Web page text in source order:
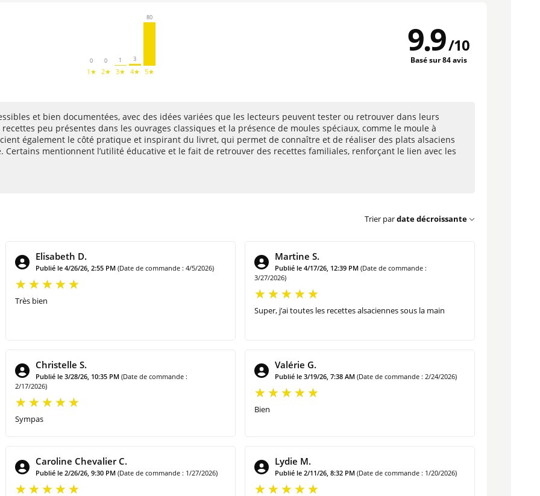
Ce livre de recettes alsaciennes est disponible
en Français,en Allemand –
Recipe Booklet: Traditional Potter’s
0
1★
0
2★
1
3★
3
4★
80
5★
9.9 /10
Basé sur 84 avis
et bien documentées, avec des idées variées que les lecteurs peuvent tester ou retrouver dans leurs
peu présentes dans les ouvrages classiques et la présence de moules spéciaux, comme le moule à
également le côté pratique et inspirant du livret, qui permet de connaître et de réaliser des plats alsaciens
Certains mentionnent l’utilité éducative et le fait de retrouver des recettes familiales, renforçant le lien avec les
Trier par date décroissante
Elisabeth D.
Publié le 4/26/26, 2:55 PM (Date de commande : 4/5/2026)
Très bien
Martine S.
Publié le 4/17/26, 12:39 PM (Date de commande :
3/27/2026)
Super, j’ai toutes les recettes alsaciennes sous la main
Christelle S.
Publié le 3/28/26, 10:35 PM (Date de commande :
2/17/2026)
Sympas
Valérie G.
Publié le 3/19/26, 7:38 AM (Date de commande : 2/24/2026)
Bien
Caroline Chevalier C.
Publié le 2/26/26, 9:30 PM (Date de commande : 1/27/2026)
Lydie M.
Publié le 2/11/26, 8:32 PM (Date de commande : 1/20/2026)